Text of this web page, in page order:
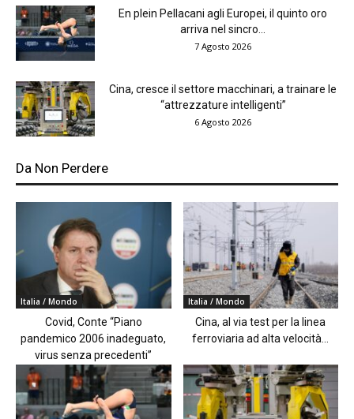
En plein Pellacani agli Europei, il quinto oro
arriva nel sincro...
7 Agosto 2026
Cina, cresce il settore macchinari, a trainare le
“attrezzature intelligenti”
6 Agosto 2026
Da Non Perdere
Italia / Mondo
Covid, Conte “Piano
pandemico 2006 inadeguato,
virus senza precedenti”
Italia / Mondo
Cina, al via test per la linea
ferroviaria ad alta velocità...